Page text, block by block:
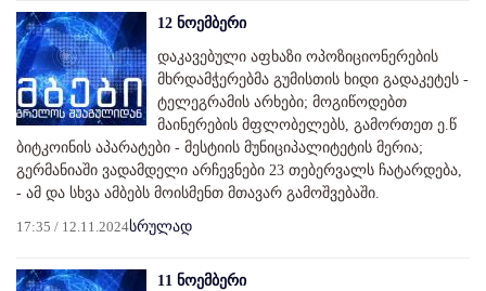
12 ნოემბერი
დაკავებული აფხაზი ოპოზიციონერების
მხრდამჭერებმა გუმისთის ხიდი გადაკეტეს -
ტელეგრამის არხები; მოგიწოდებთ
მაინერების მფლობელებს, გამორთეთ ე.წ
ბიტკოინის აპარატები - მესტიის მუნიციპალიტეტის მერია;
გერმანიაში ვადამდელი არჩევნები 23 თებერვალს ჩატარდება,
- ამ და სხვა ამბებს მოისმენთ მთავარ გამოშვებაში.
17:35 / 12.11.2024სრულად
11 ნოემბერი